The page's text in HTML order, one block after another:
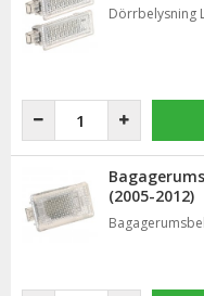
Dörrbelysning
(2005-2012)